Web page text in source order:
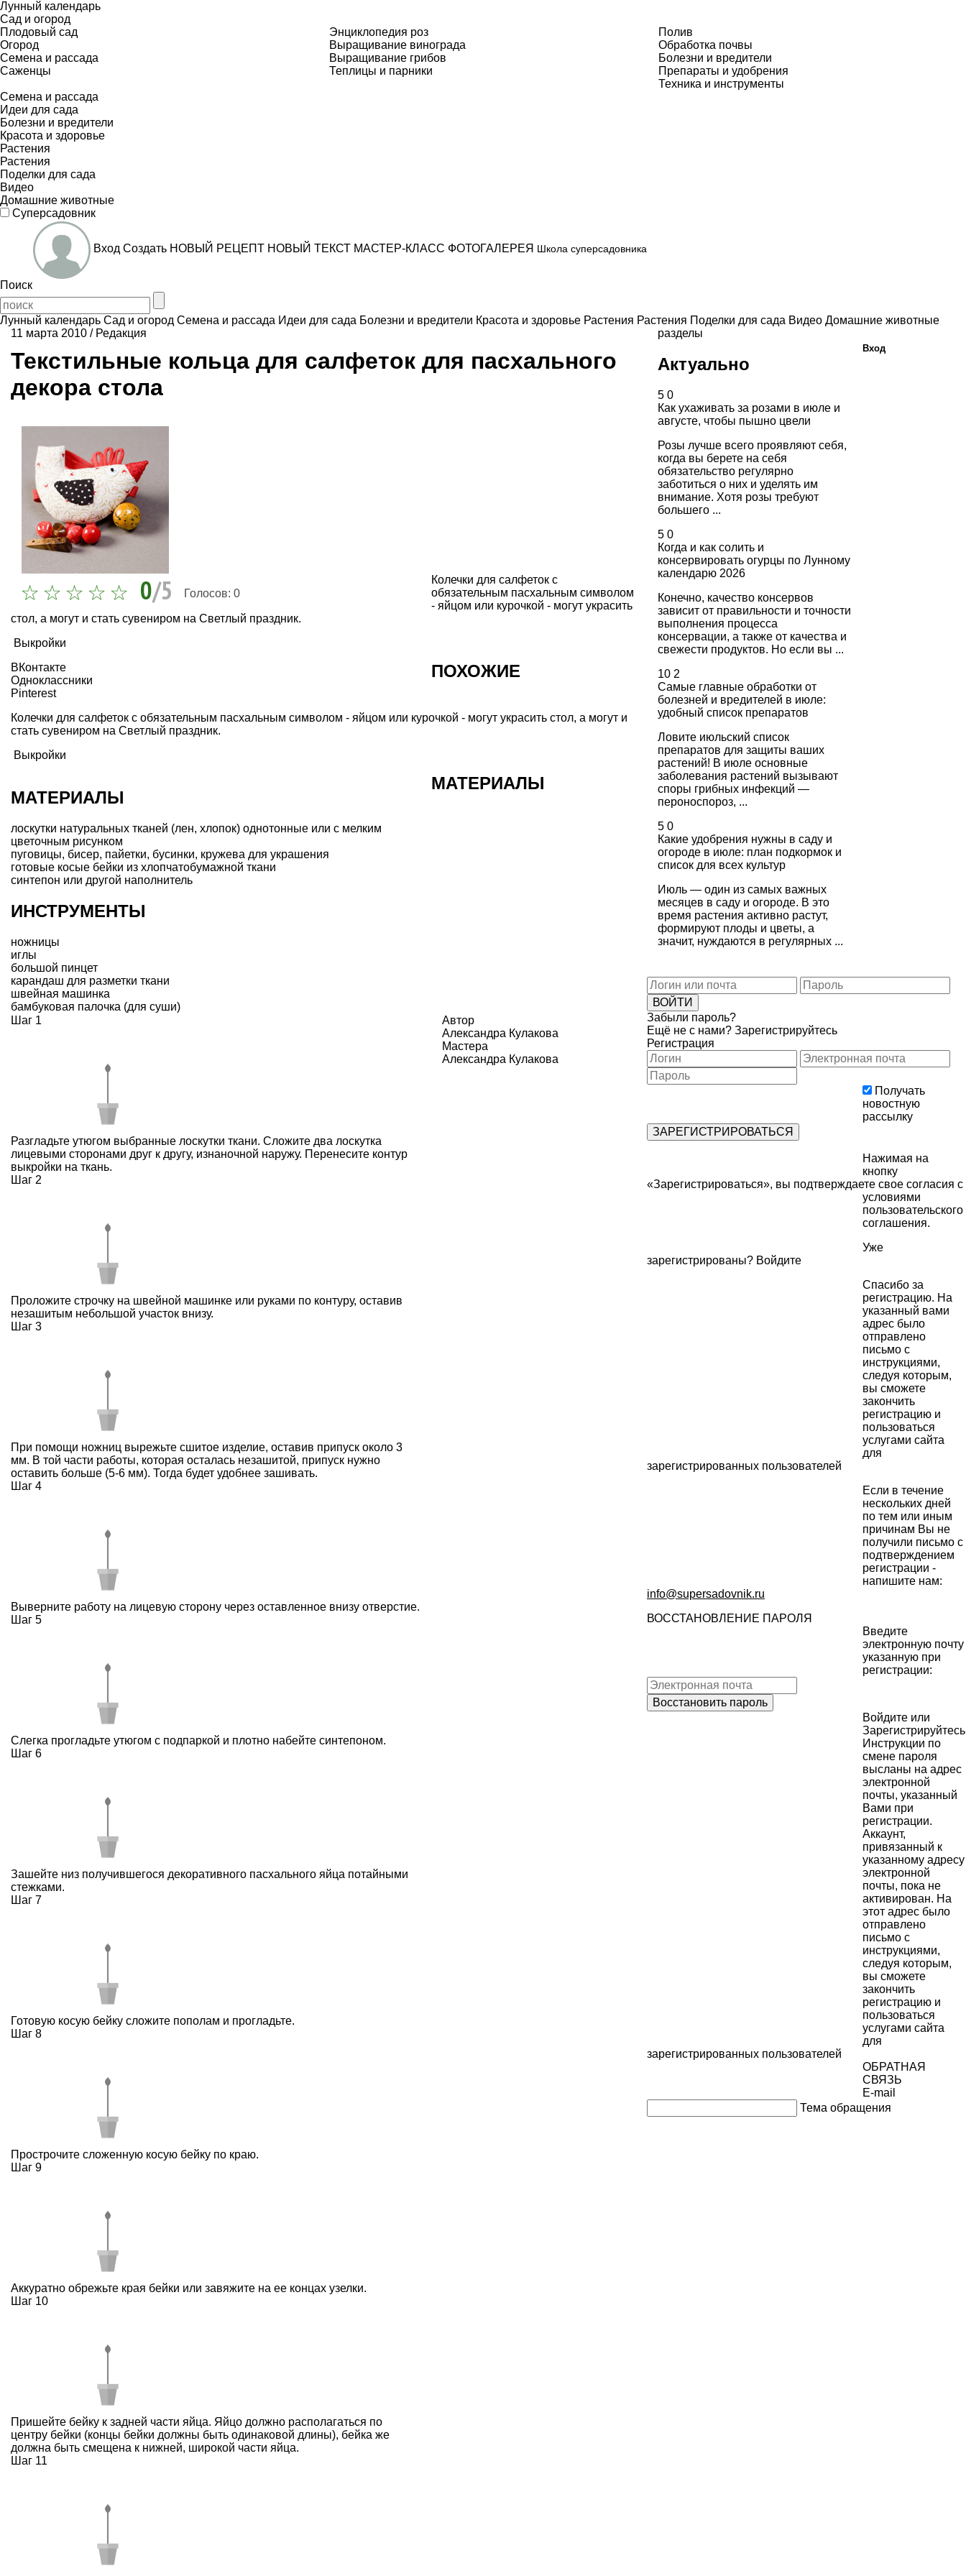
Лунный календарь
Сад и огород
Плодовый сад
Огород
Семена и рассада
Саженцы
Энциклопедия роз
Выращивание винограда
Выращивание грибов
Теплицы и парники
Полив
Обработка почвы
Болезни и вредители
Препараты и удобрения
Техника и инструменты
Семена и рассада
Идеи для сада
Болезни и вредители
Красота и здоровье
Растения
Растения
Поделки для сада
Видео
Домашние животные
Суперсадовник
Вход Создать НОВЫЙ РЕЦЕПТ НОВЫЙ ТЕКСТ МАСТЕР-КЛАСС ФОТОГАЛЕРЕЯ Школа суперсадовника
Поиск
Лунный календарь Сад и огород Семена и рассада Идеи для сада Болезни и вредители Красота и здоровье Растения Растения Поделки для сада Видео Домашние животные
11 марта 2010 / Редакция
Текстильные кольца для салфеток для пасхального
декора стола
0/5 Голосов: 0
Колечки для салфеток с
обязательным пасхальным символом
- яйцом или курочкой - могут украсить
стол, а могут и стать сувениром на Светлый праздник.
Выкройки
ВКонтакте
Одноклассники
Pinterest
Колечки для салфеток с обязательным пасхальным символом - яйцом или курочкой - могут украсить стол, а могут и
стать сувениром на Светлый праздник.
Выкройки
МАТЕРИАЛЫ
лоскутки натуральных тканей (лен, хлопок) однотонные или с мелким
цветочным рисунком
пуговицы, бисер, пайетки, бусинки, кружева для украшения
готовые косые бейки из хлопчатобумажной ткани
синтепон или другой наполнитель
ИНСТРУМЕНТЫ
ножницы
иглы
большой пинцет
карандаш для разметки ткани
швейная машинка
бамбуковая палочка (для суши)
Шаг 1
Разгладьте утюгом выбранные лоскутки ткани. Сложите два лоскутка
лицевыми сторонами друг к другу, изнаночной наружу. Перенесите контур
выкройки на ткань.
Шаг 2
Проложите строчку на швейной машинке или руками по контуру, оставив
незашитым небольшой участок внизу.
Шаг 3
При помощи ножниц вырежьте сшитое изделие, оставив припуск около 3
мм. В той части работы, которая осталась незашитой, припуск нужно
оставить больше (5-6 мм). Тогда будет удобнее зашивать.
Шаг 4
Выверните работу на лицевую сторону через оставленное внизу отверстие.
Шаг 5
Слегка прогладьте утюгом с подпаркой и плотно набейте синтепоном.
Шаг 6
Зашейте низ получившегося декоративного пасхального яйца потайными
стежками.
Шаг 7
Готовую косую бейку сложите пополам и прогладьте.
Шаг 8
Прострочите сложенную косую бейку по краю.
Шаг 9
Аккуратно обрежьте края бейки или завяжите на ее концах узелки.
Шаг 10
Пришейте бейку к задней части яйца. Яйцо должно располагаться по
центру бейки (концы бейки должны быть одинаковой длины), бейка же
должна быть смещена к нижней, широкой части яйца.
Шаг 11
Автор
Александра Кулакова
Мастера
Александра Кулакова
ПОХОЖИЕ
МАТЕРИАЛЫ
разделы
Актуально
5 0
Как ухаживать за розами в июле и
августе, чтобы пышно цвели
Розы лучше всего проявляют себя,
когда вы берете на себя
обязательство регулярно
заботиться о них и уделять им
внимание. Хотя розы требуют
большего ...
5 0
Когда и как солить и
консервировать огурцы по Лунному
календарю 2026
Конечно, качество консервов
зависит от правильности и точности
выполнения процесса
консервации, а также от качества и
свежести продуктов. Но если вы ...
10 2
Самые главные обработки от
болезней и вредителей в июле:
удобный список препаратов
Ловите июльский список
препаратов для защиты ваших
растений! В июле основные
заболевания растений вызывают
споры грибных инфекций —
пероноспороз, ...
5 0
Какие удобрения нужны в саду и
огороде в июле: план подкормок и
список для всех культур
Июль — один из самых важных
месяцев в саду и огороде. В это
время растения активно растут,
формируют плоды и цветы, а
значит, нуждаются в регулярных ...
Вход
Забыли пароль?
Ещё не с нами? Зарегистрируйтесь
Регистрация
Получать
новостную
рассылку
Нажимая на
кнопку
«Зарегистрироваться», вы подтверждаете свое согласия с
условиями
пользовательского
соглашения.
Уже
зарегистрированы? Войдите
Спасибо за
регистрацию. На
указанный вами
адрес было
отправлено
письмо с
инструкциями,
следуя которым,
вы сможете
закончить
регистрацию и
пользоваться
услугами сайта
для
зарегистрированных пользователей
Если в течение
нескольких дней
по тем или иным
причинам Вы не
получили письмо с
подтверждением
регистрации -
напишите нам:
info@supersadovnik.ru
ВОССТАНОВЛЕНИЕ ПАРОЛЯ
Введите
электронную почту
указанную при
регистрации:
Войдите или
Зарегистрируйтесь
Инструкции по
смене пароля
высланы на адрес
электронной
почты, указанный
Вами при
регистрации.
Аккаунт,
привязанный к
указанному адресу
электронной
почты, пока не
активирован. На
этот адрес было
отправлено
письмо с
инструкциями,
следуя которым,
вы сможете
закончить
регистрацию и
пользоваться
услугами сайта
для
зарегистрированных пользователей
ОБРАТНАЯ
СВЯЗЬ
E-mail
Тема обращения